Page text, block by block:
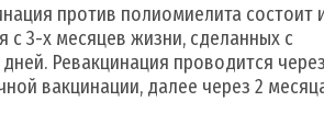
против полиомиелита состоит
с 3-х месяцев жизни, сделанных с
Ревакцинация проводится
вакцинации, далее через 2